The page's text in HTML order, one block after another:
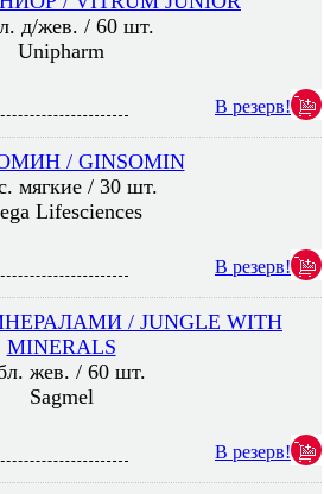
д/жев. / 60 шт.
Unipharm
В резерв!
/ GINSOMIN
мягкие / 30 шт.
Lifesciences
В резерв!
/ JUNGLE WITH
MINERALS
жев. / 60 шт.
Sagmel
В резерв!